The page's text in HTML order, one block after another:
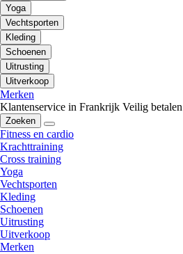
Yoga
Vechtsporten
Kleding
Schoenen
Uitrusting
Uitverkoop
Merken
Klantenservice in Frankrijk Veilig betalen
Zoeken
Fitness en cardio
Krachttraining
Cross training
Yoga
Vechtsporten
Kleding
Schoenen
Uitrusting
Uitverkoop
Merken